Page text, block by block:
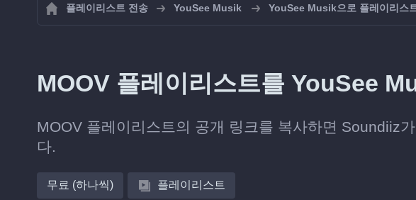
플레이리스트 전송 YouSee Musik YouSee Musik으로 플레이리스
MOOV 플레이리스트를 YouSee
MOOV 플레이리스트의 공개 링크를 복사하면 Soundiiz
다.
무료 (하나씩) 플레이리스트